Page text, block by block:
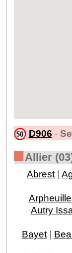
D906 -
Allier
Abrest |
Autry
Bayet |